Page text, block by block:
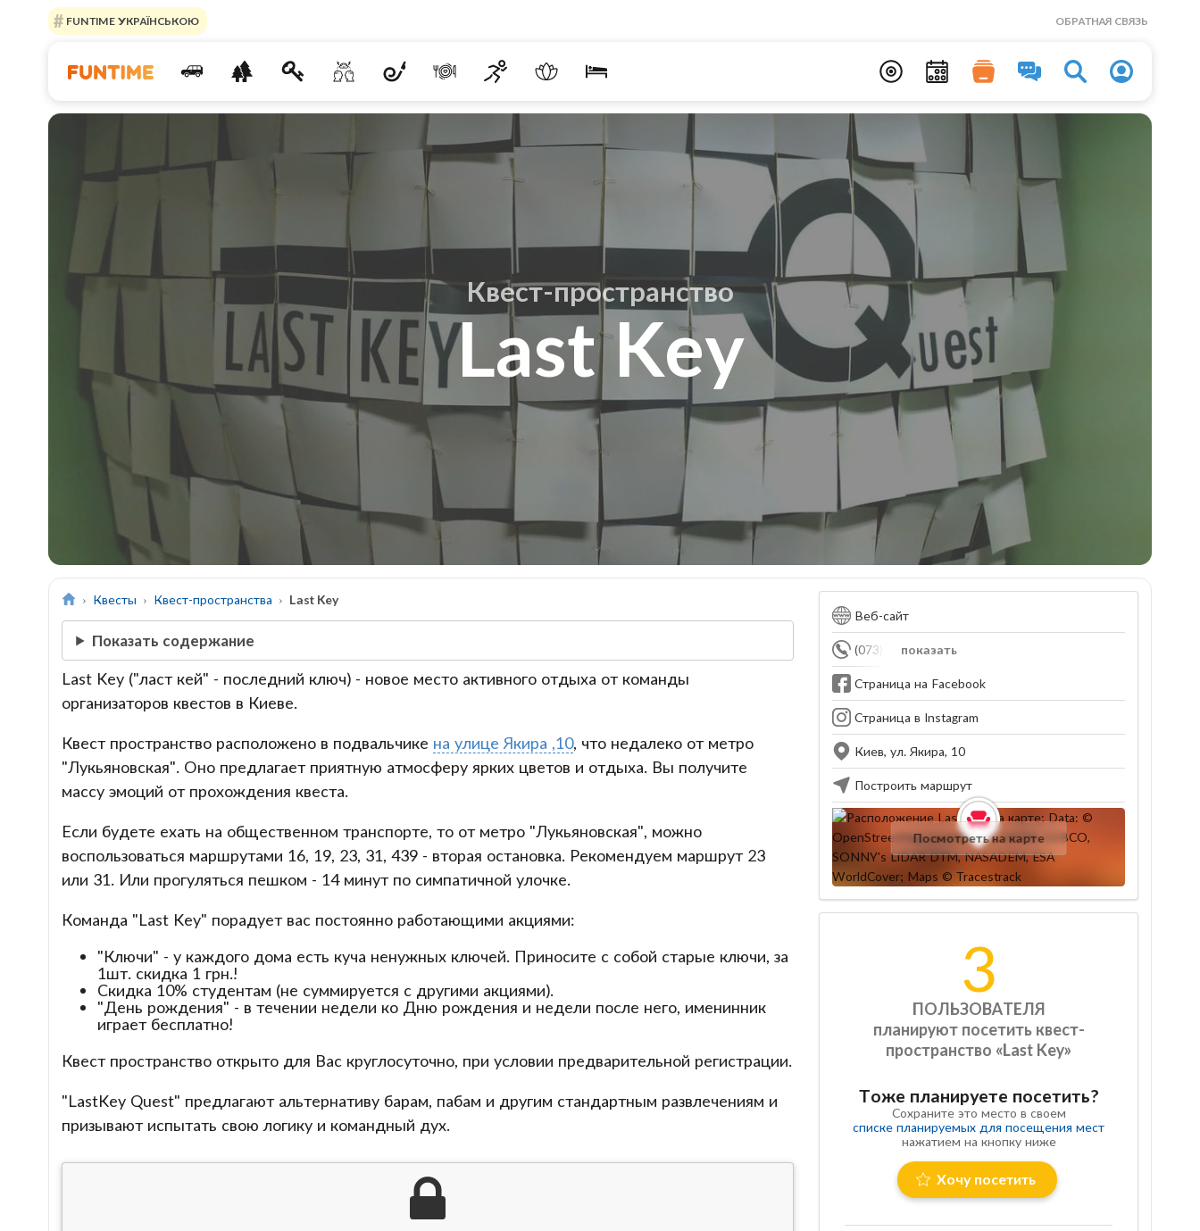
FUNTIME УКРАЇНСЬКОЮ ОБРАТНАЯ СВЯЗЬ
Квест-пространство
Last Key
Квесты Квест-пространства Last Key
Показать содержание
Last Key ("ласт кей" - последний ключ) - новое место активного отдыха от команды
организаторов квестов в Киеве.
Квест пространство расположено в подвальчике на улице Якира ,10, что недалеко от метро
"Лукьяновская". Оно предлагает приятную атмосферу ярких цветов и отдыха. Вы получите
массу эмоций от прохождения квеста.
Если будете ехать на общественном транспорте, то от метро "Лукьяновская", можно
воспользоваться маршрутами 16, 19, 23, 31, 439 - вторая остановка. Рекомендуем маршрут 23
или 31. Или прогуляться пешком - 14 минут по симпатичной улочке.
Команда "Last Key" порадует вас постоянно работающими акциями:
"Ключи" - у каждого дома есть куча ненужных ключей. Приносите с собой старые ключи, за
1шт. скидка 1 грн.!
Скидка 10% студентам (не суммируется с другими акциями).
"День рождения" - в течении недели ко Дню рождения и недели после него, именинник
играет бесплатно!
Квест пространство открыто для Вас круглосуточно, при условии предварительной регистрации.
"LastKey Quest" предлагают альтернативу барам, пабам и другим стандартным развлечениям и
призывают испытать свою логику и командный дух.
Веб-сайт
показать
(073) 037-13-18
Страница на Facebook
Страница в Instagram
Киев, ул. Якира, 10
Построить маршрут
Посмотреть на карте
3
ПОЛЬЗОВАТЕЛЯ
планируют посетить квест-
пространство «Last Key»
Тоже планируете посетить?
Сохраните это место в своем
списке планируемых для посещения мест
нажатием на кнопку ниже
Хочу посетить